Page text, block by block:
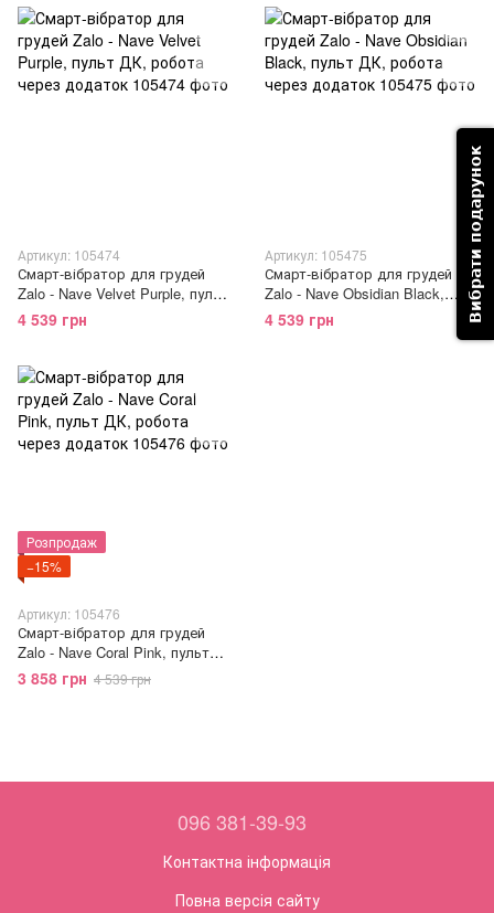
Артикул: 105474
Смарт-вібратор для грудей
Zalo - Nave Velvet Purple, пульт
ДК, робота через додаток
4 539 грн
Артикул: 105475
Смарт-вібратор для грудей
Zalo - Nave Obsidian Black,
пульт ДК, робота через
додаток
4 539 грн
Розпродаж
−15%
Артикул: 105476
Смарт-вібратор для грудей
Zalo - Nave Coral Pink, пульт
ДК, робота через додаток
3 858 грн 4 539 грн
096 381-39-93
Контактна інформація
Повна версія сайту
Вибрати подарунок